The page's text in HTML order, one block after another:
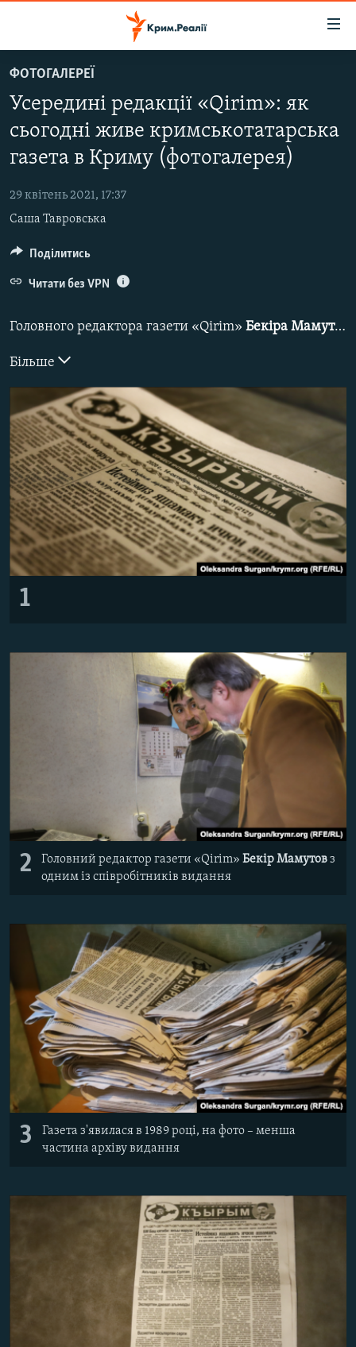
до
основного
матеріалу
до
навігації
Перейти
пошуку
ВОДА.КРИМ
ВІДЕО ТА ФОТО
БЛОГИ
ПОГЛЯД
ІНТЕРВ'Ю
ВСЕ ЗА ДЕНЬ
СВІДЧЕННЯ ОКУПАЦІЇ
УКРАЇНСЬКА ПРОБЛЕМА КРИМУ
ІНФОГРАФІКА
Русский
Qırımtatar
ДОЛУЧАЙСЯ!
Усі сайти RFE/RL
ФОТОГАЛЕРЕЇ
Усередині редакції «Qirim»: як
сьогодні живе кримськотатарська
газета в Криму (фотогалерея)
29 квітень 2021, 17:37
Саша Тавровська
Головного редактора газети «Qirim»​ Бекіра Мамутова
Більше
1
2 Головний редактор газети «Qirim» Бекір Мамутовз
одним із співробітників видання
3
Газета з'явилася в 1989 році, на фото – менша
частина архіву видання
Поділитись
Читати без VPN